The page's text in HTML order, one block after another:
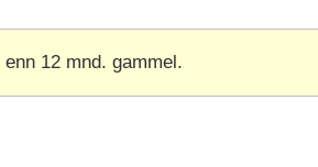
12 mnd. gammel.